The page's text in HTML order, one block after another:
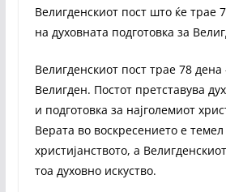
Велигденскиот пост што ќе трае
на духовната подготовка за
Велигденскиот пост трае 78
Велигден. Постот претставува
и подготовка за најголемиот
Верата во воскресението е
христијанството, а
тоа духовно искуство.